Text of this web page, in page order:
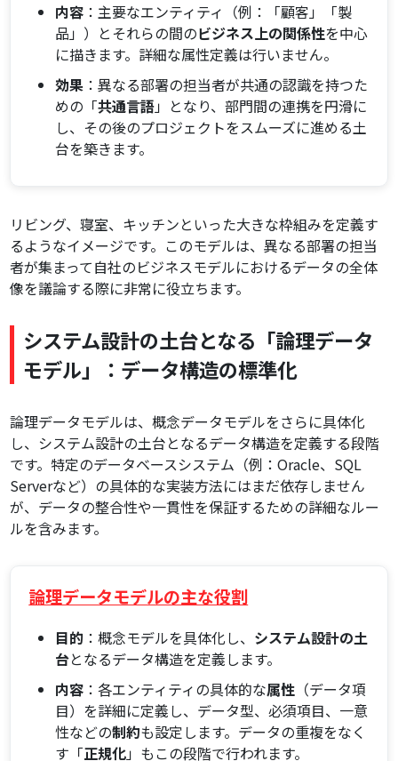
内容 ：主要なエンティティ（例：「顧客」「製
品」）とそれらの間のビジネス上の関係性を中心
に描きます。詳細な属性定義は行いません。
効果 ：異なる部署の担当者が共通の認識を持つた
めの「共通言語」となり、部門間の連携を円滑に
し、その後のプロジェクトをスムーズに進める土
台を築きます。
リビング、寝室、キッチンといった大きな枠組みを定義す
るようなイメージです。このモデルは、異なる部署の担当
者が集まって自社のビジネスモデルにおけるデータの全体
像を議論する際に非常に役立ちます。
システム設計の土台となる「論理データ
モデル」：データ構造の標準化
論理データモデルは、概念データモデルをさらに具体化
し、システム設計の土台となるデータ構造を定義する段階
です。特定のデータベースシステム（例：Oracle、SQL
Serverなど）の具体的な実装方法にはまだ依存しません
が、データの整合性や一貫性を保証するための詳細なルー
ルを含みます。
論理データモデルの主な役割
目的 ：概念モデルを具体化し、 システム設計の土
台となるデータ構造を定義します。
内容 ：各エンティティの具体的な属性 （データ項
目）を詳細に定義し、データ型、必須項目、一意
性などの制約も設定します。データの重複をなく
す「正規化」もこの段階で行われます。